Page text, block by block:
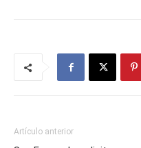
Artículo anterior